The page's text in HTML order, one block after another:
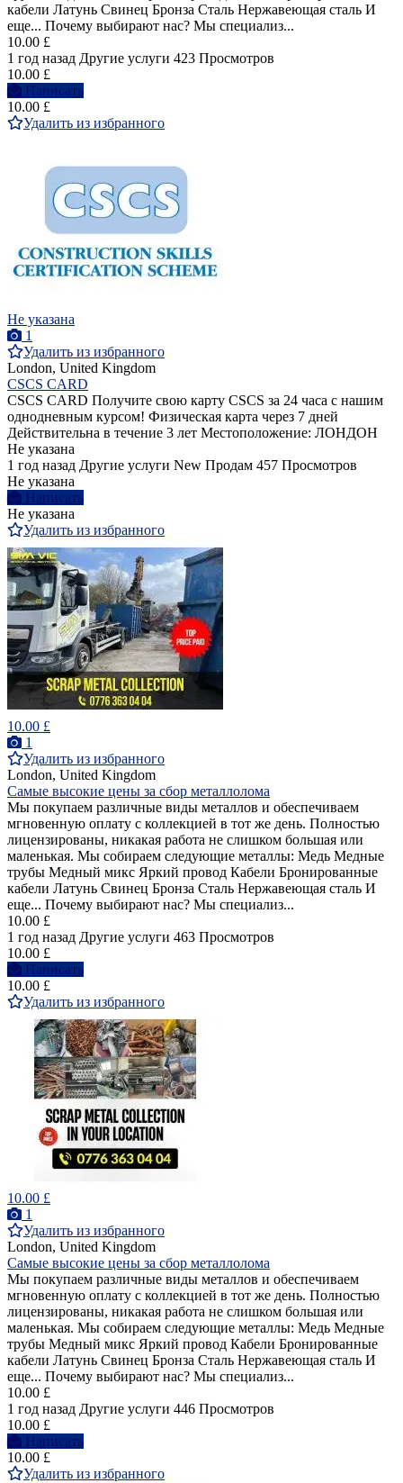
кабели Латунь Свинец Бронза Сталь Нержавеющая сталь И
еще... Почему выбирают нас? Мы специализ...
10.00 £
1 год назад Другие услуги 423 Просмотров
10.00 £
Написать
10.00 £
Удалить из избранного
Не указана
1
Удалить из избранного
London, United Kingdom
CSCS CARD
CSCS CARD Получите свою карту CSCS за 24 часа с нашим
однодневным курсом! Физическая карта через 7 дней
Действительна в течение 3 лет Местоположение: ЛОНДОН
Не указана
1 год назад Другие услуги New Продам 457 Просмотров
Не указана
Написать
Не указана
Удалить из избранного
10.00 £
1
Удалить из избранного
London, United Kingdom
Самые высокие цены за сбор металлолома
Мы покупаем различные виды металлов и обеспечиваем
мгновенную оплату с коллекцией в тот же день. Полностью
лицензированы, никакая работа не слишком большая или
маленькая. Мы собираем следующие металлы: Медь Медные
трубы Медный микс Яркий провод Кабели Бронированные
кабели Латунь Свинец Бронза Сталь Нержавеющая сталь И
еще... Почему выбирают нас? Мы специализ...
10.00 £
1 год назад Другие услуги 463 Просмотров
10.00 £
Написать
10.00 £
Удалить из избранного
10.00 £
1
Удалить из избранного
London, United Kingdom
Самые высокие цены за сбор металлолома
Мы покупаем различные виды металлов и обеспечиваем
мгновенную оплату с коллекцией в тот же день. Полностью
лицензированы, никакая работа не слишком большая или
маленькая. Мы собираем следующие металлы: Медь Медные
трубы Медный микс Яркий провод Кабели Бронированные
кабели Латунь Свинец Бронза Сталь Нержавеющая сталь И
еще... Почему выбирают нас? Мы специализ...
10.00 £
1 год назад Другие услуги 446 Просмотров
10.00 £
Написать
10.00 £
Удалить из избранного